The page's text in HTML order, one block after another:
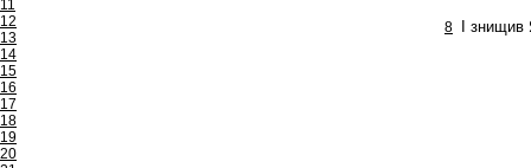
11
12
13
14
15
16
17
18
19
20
8 І